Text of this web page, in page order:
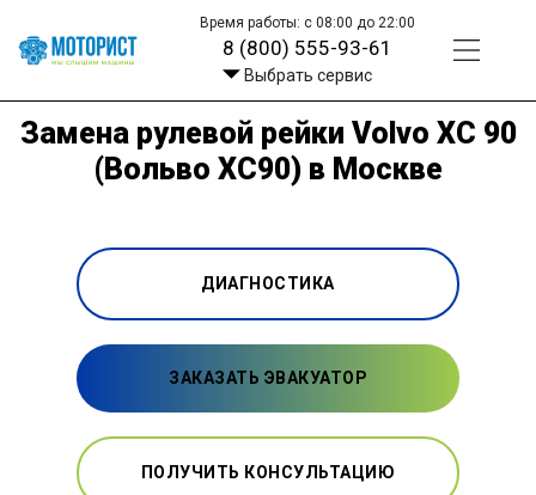
Время работы: с 08:00 до 22:00
8 (800) 555-93-61
Выбрать сервис
Замена рулевой рейки Volvo XC 90
(Вольво ХС90) в Москве
ДИАГНОСТИКА
ЗАКАЗАТЬ ЭВАКУАТОР
ПОЛУЧИТЬ КОНСУЛЬТАЦИЮ